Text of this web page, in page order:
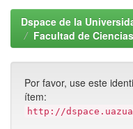
Dspace de la
Facultad de
Por favor, use este
ítem:
http://